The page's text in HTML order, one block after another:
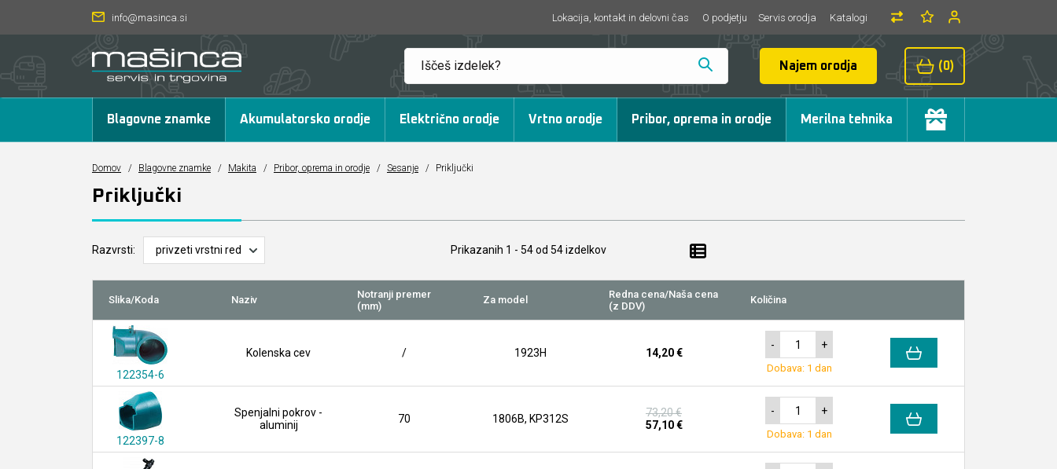
info@masinca.si Lokacija, kontakt in delovni čas O podjetju Servis orodja Katalogi
Najem orodja (0)
Blagovne znamke Akumulatorsko orodje Električno orodje Vrtno orodje Pribor, oprema in orodje Merilna tehnika
Domov / Blagovne znamke / Makita / Pribor, oprema in orodje / Sesanje / Priključki
Priključki
Razvrsti: Prikazanih 1 - 54od 54izdelkov
Slika/Koda Naziv
Notranji premer
(mm)
Za model
Redna cena/Naša cena
(z DDV)
Količina
122354-6
Kolenska cev / 1923H 14,20 €
- +
Dobava: 1 dan
122397-8
Spenjalni pokrov -
aluminij
70 1806B, KP312S
73,20 €
57,10 €
- +
Dobava: 1 dan